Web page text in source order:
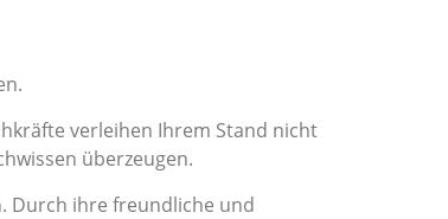
verleihen Ihrem Stand nicht
überzeugen.
Durch ihre freundliche und